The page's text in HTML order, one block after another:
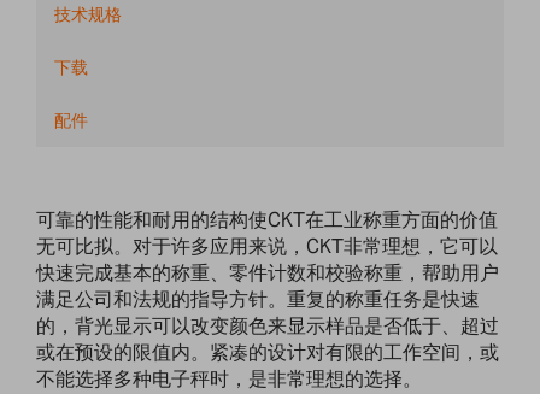
技术规格
下载
配件
可靠的性能和耐用的结构使CKT在工业称重方面的价值
无可比拟。对于许多应用来说，CKT非常理想，它可以
快速完成基本的称重、零件计数和校验称重，帮助用户
满足公司和法规的指导方针。重复的称重任务是快速
的，背光显示可以改变颜色来显示样品是否低于、超过
或在预设的限值内。紧凑的设计对有限的工作空间，或
不能选择多种电子秤时，是非常理想的选择。